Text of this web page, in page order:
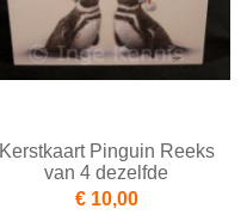
Kerstkaart Pinguin Reeks
van 4 dezelfde
€ 10,00